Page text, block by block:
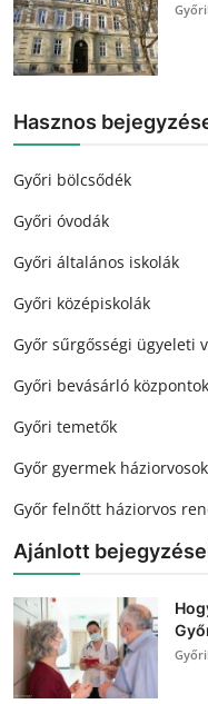
Hasznos
Győri bölcsődék
Győri óvodák
Győri általános iskolák
Győri középiskolák
Győr sűrgősségi ügyeleti
Győri bevásárló központok
Győri temetők
Győr gyermek háziorvosok
Győr felnőtt háziorvos
Ajánlott